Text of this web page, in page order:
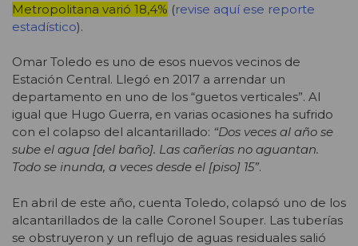
Metropolitana varió 18,4% (revise aquí ese reporte
estadístico).
Omar Toledo es uno de esos nuevos vecinos de
Estación Central. Llegó en 2017 a arrendar un
departamento en uno de los “guetos verticales”. Al
igual que Hugo Guerra, en varias ocasiones ha sufrido
con el colapso del alcantarillado: “Dos veces al año se
sube el agua [del baño]. Las cañerías no aguantan.
Todo se inunda, a veces desde el [piso] 15”.
En abril de este año, cuenta Toledo, colapsó uno de los
alcantarillados de la calle Coronel Souper. Las tuberías
se obstruyeron y un reflujo de aguas residuales salió